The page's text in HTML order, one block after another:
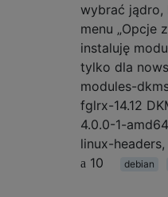
wybrać jądro,
menu „Opcje
instaluję
tylko dla
modules-
fglrx-14.12
4.0.0-1-
linux-
10
debian